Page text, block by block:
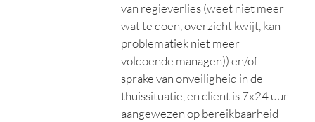
van regieverlies (weet niet meer
wat te doen, overzicht kwijt, kan
problematiek niet meer
voldoende managen)) en/of
sprake van onveiligheid in de
thuissituatie, en cliënt is 7x24 uur
aangewezen op bereikbaarheid